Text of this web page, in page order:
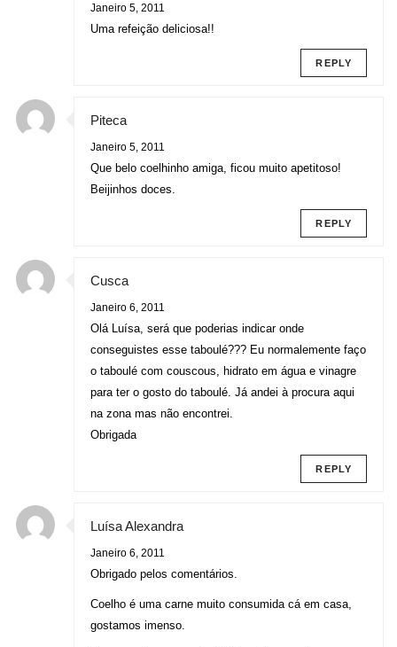
Janeiro 5, 2011
Uma refeição deliciosa!!
REPLY
Piteca
Janeiro 5, 2011
Que belo coelhinho amiga, ficou muito apetitoso!
Beijinhos doces.
REPLY
Cusca
Janeiro 6, 2011
Olá Luísa, será que poderias indicar onde
conseguistes esse taboulé??? Eu normalemente faço
o taboulé com couscous, hidrato em água e vinagre
para ter o gosto do taboulé. Já andei à procura aqui
na zona mas não encontrei.
Obrigada
REPLY
Luísa Alexandra
Janeiro 6, 2011
Obrigado pelos comentários.
Coelho é uma carne muito consumida cá em casa,
gostamos imenso.